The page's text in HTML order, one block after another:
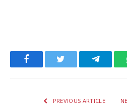
Facebook
PREVIOUS ARTICLE